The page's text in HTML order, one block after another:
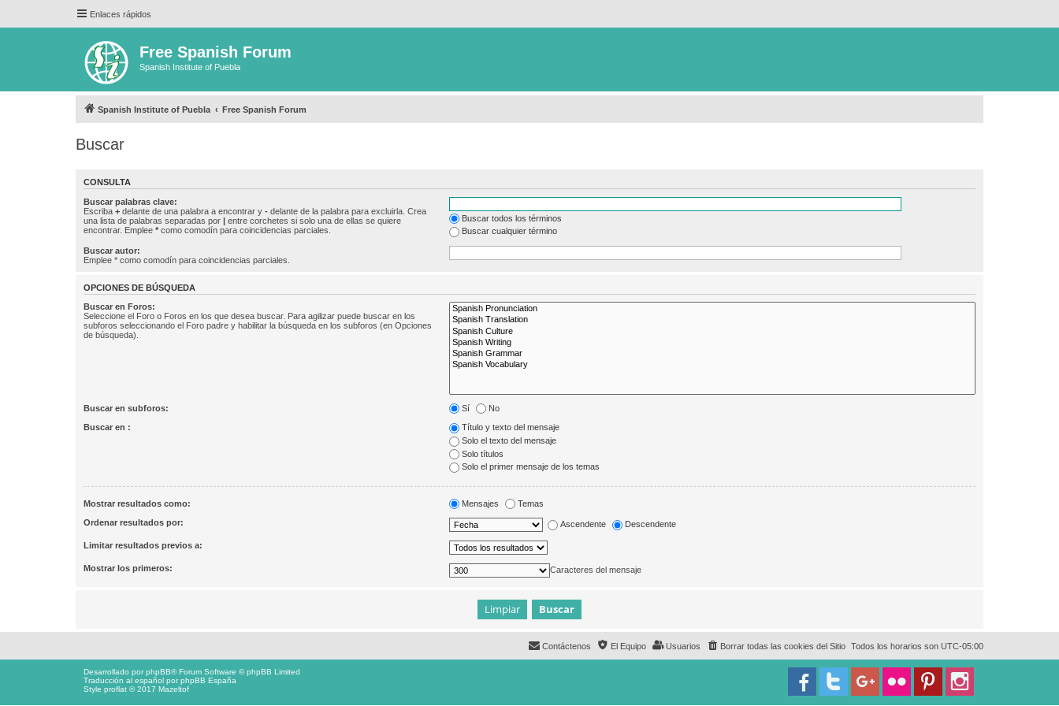
Enlaces rápidos
Free Spanish Forum
Spanish Institute of Puebla
Spanish Institute of Puebla Free Spanish Forum
Buscar
CONSULTA
Buscar palabras clave:
Escriba + delante de una palabra a encontrar y - delante de la palabra para excluirla. Crea
una lista de palabras separadas por | entre corchetes si solo una de ellas se quiere
encontrar. Emplee * como comodín para coincidencias parciales.
Buscar todos los términos
Buscar cualquier término
Buscar autor:
Emplee * como comodín para coincidencias parciales.
OPCIONES DE BÚSQUEDA
Buscar en Foros:
Seleccione el Foro o Foros en los que desea buscar. Para agilizar puede buscar en los
subforos seleccionando el Foro padre y habilitar la búsqueda en los subforos (en Opciones
de búsqueda).
Buscar en subforos: Sí No
Buscar en :
Título y texto del mensaje
Solo el texto del mensaje
Solo títulos
Solo el primer mensaje de los temas
Mostrar resultados como: Mensajes Temas
Ordenar resultados por: Ascendente Descendente
Limitar resultados previos a:
Mostrar los primeros: Caracteres del mensaje
Todos los horarios son UTC-05:00
Borrar todas las cookies del Sitio
Usuarios
El Equipo
Contáctenos
Desarrollado porphpBB® Forum Software © phpBB Limited
Traducción al español porphpBB España
Style proflat © 2017 Mazeltof